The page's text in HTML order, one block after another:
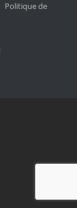
Politique de